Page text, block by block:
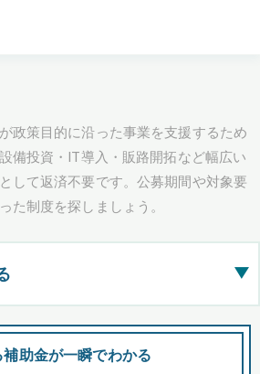
政策目的に沿った事業を支援するため
備投資・IT導入・販路開拓など幅広い
して返済不要です。公募期間や対象要
た制度を探しましょう。
▶
補助金が一瞬でわかる